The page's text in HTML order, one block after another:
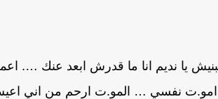
يا نديم انا ما قدرش ابعد عنك
امو.ت نفسي … المو.ت ارحم من اني